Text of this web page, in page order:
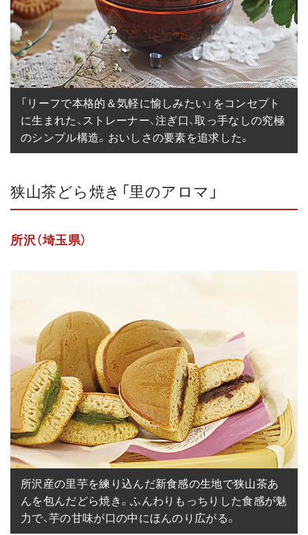
「リーフで本格的＆気軽に愉しみたい」をコンセプト
に生まれた、ストレーナー、注ぎ口、取っ手なしの究極
のシンプル構造。おいしさの要素を追求した。
狭山茶どら焼き「里のアロマ」
所沢（埼玉県）
所沢産の里芋を練り込んだ新食感の生地で狭山茶あ
んを包んだどら焼き。ふんわりもっちりした食感が魅
力で、芋の甘味が口の中にほんのり広がる。